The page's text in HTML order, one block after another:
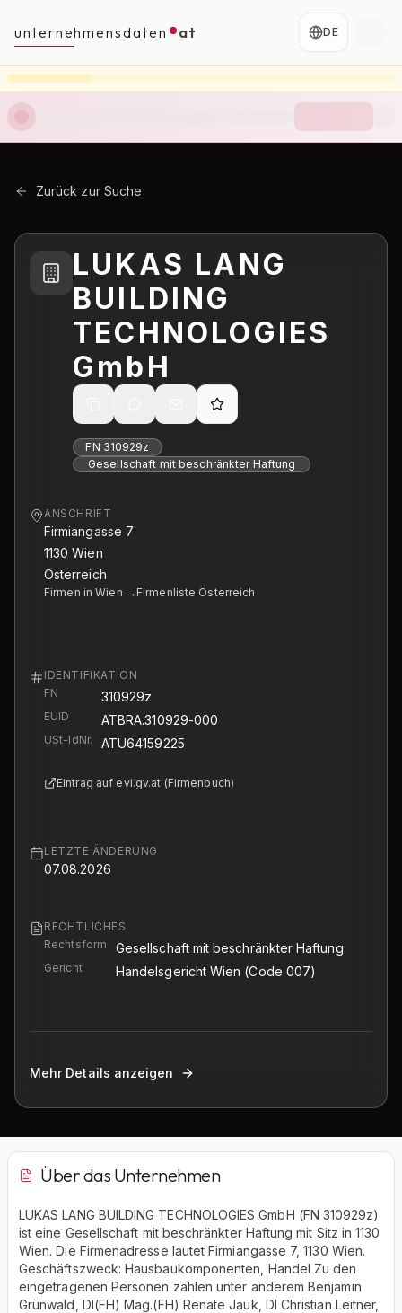
unternehmensdaten at DE
Zurück zur Suche
LUKAS LANG
BUILDING
TECHNOLOGIES
GmbH
FN 310929z
Gesellschaft mit beschränkter Haftung
ANSCHRIFT
Firmiangasse 7
1130Wien
Österreich
Firmen in Wien → Firmenliste Österreich
IDENTIFIKATION
FN
310929z
EUID ATBRA.310929-000
USt-IdNr. ATU64159225
Eintrag auf evi.gv.at (Firmenbuch)
LETZTE ÄNDERUNG
07.08.2026
RECHTLICHES
Rechtsform
Gesellschaft mit beschränkter Haftung
Gericht Handelsgericht Wien (Code 007)
Mehr Details anzeigen
Über das Unternehmen
LUKAS LANG BUILDING TECHNOLOGIES GmbH (FN 310929z)
ist eine Gesellschaft mit beschränkter Haftung mit Sitz in 1130
Wien. Die Firmenadresse lautet Firmiangasse 7, 1130 Wien.
Geschäftszweck: Hausbaukomponenten, Handel Zu den
eingetragenen Personen zählen unter anderem Benjamin
Grünwald, DI(FH) Mag.(FH) Renate Jauk, DI Christian Leitner,